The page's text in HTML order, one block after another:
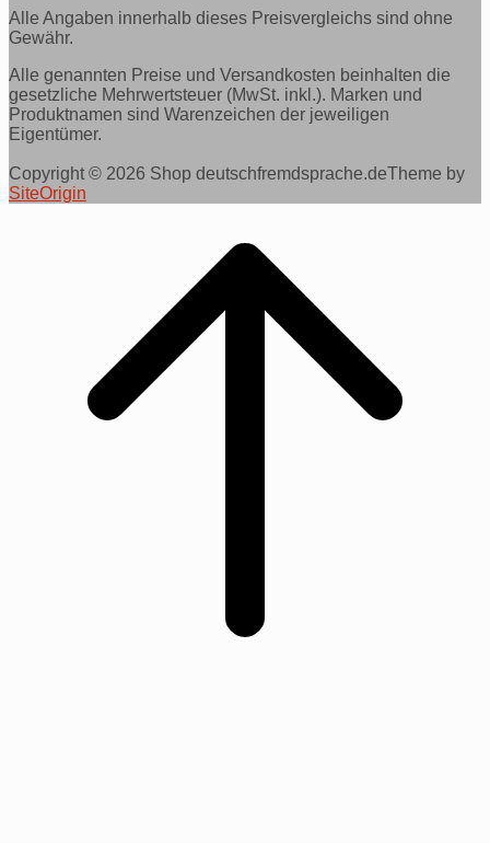
Alle Angaben innerhalb dieses Preisvergleichs sind ohne
Gewähr.
Alle genannten Preise und Versandkosten beinhalten die
gesetzliche Mehrwertsteuer (MwSt. inkl.). Marken und
Produktnamen sind Warenzeichen der jeweiligen
Eigentümer.
Copyright © 2026 Shop deutschfremdsprache.deTheme by
SiteOrigin